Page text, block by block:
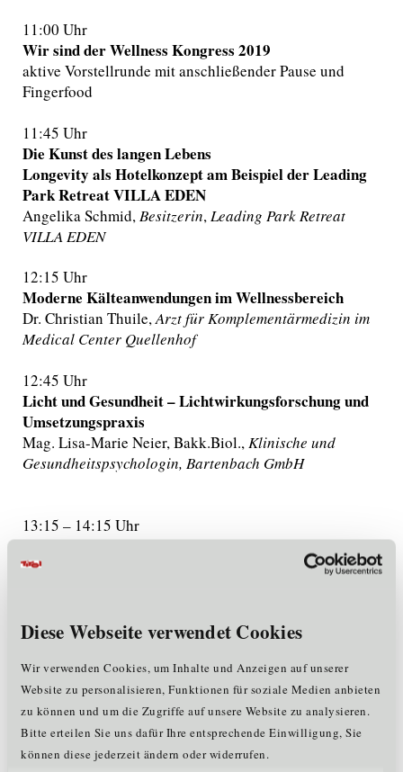
Diese Webseite verwendet Cookies
Wir verwenden Cookies, um Inhalte und Anzeigen auf unserer
Website zu personalisieren, Funktionen für soziale Medien anbieten
zu können und um die Zugriffe auf unsere Website zu analysieren.
Bitte erteilen Sie uns dafür Ihre entsprechende Einwilligung, Sie
können diese jederzeit ändern oder widerrufen.
11:00 Uhr
Wir sind der Wellness Kongress 2019
aktive Vorstellrunde mit anschließender Pause und
Fingerfood
11:45 Uhr
Die Kunst des langen Lebens
Longevity als Hotelkonzept am Beispiel der Leading
Park Retreat VILLA EDEN
Angelika Schmid,Besitzerin,Leading Park Retreat
VILLA EDEN
12:15 Uhr
Moderne Kälteanwendungen im Wellnessbereich
Dr. Christian Thuile,Arzt für Komplementärmedizin im
Medical Center Quellenhof
12:45 Uhr
Licht und Gesundheit – Lichtwirkungsforschung und
Umsetzungspraxis
Mag. Lisa-Marie Neier, Bakk.Biol.,Klinische und
Gesundheitspsychologin, Bartenbach GmbH
13:15 – 14:15 Uhr
Mittagspause „Vernetzen und Genießen“
Erfolgskonzept Gesundheitshotellerie – ein Best
Kurt Hummel,Hoteldirektor im DAS SIEBEN – Vier
Sterne Superior Gesundheits-Resort, Hotel & SPA
14:45 Uhr
Wie kommunizierst du deine Urlaubserlebnisse?